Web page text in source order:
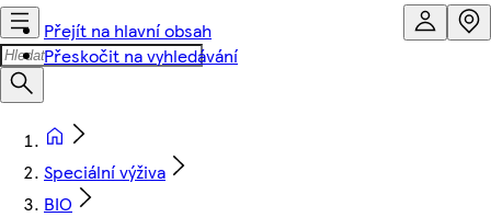
Přejít na hlavní obsah
Přeskočit na vyhledávání
Speciální výživa
BIO